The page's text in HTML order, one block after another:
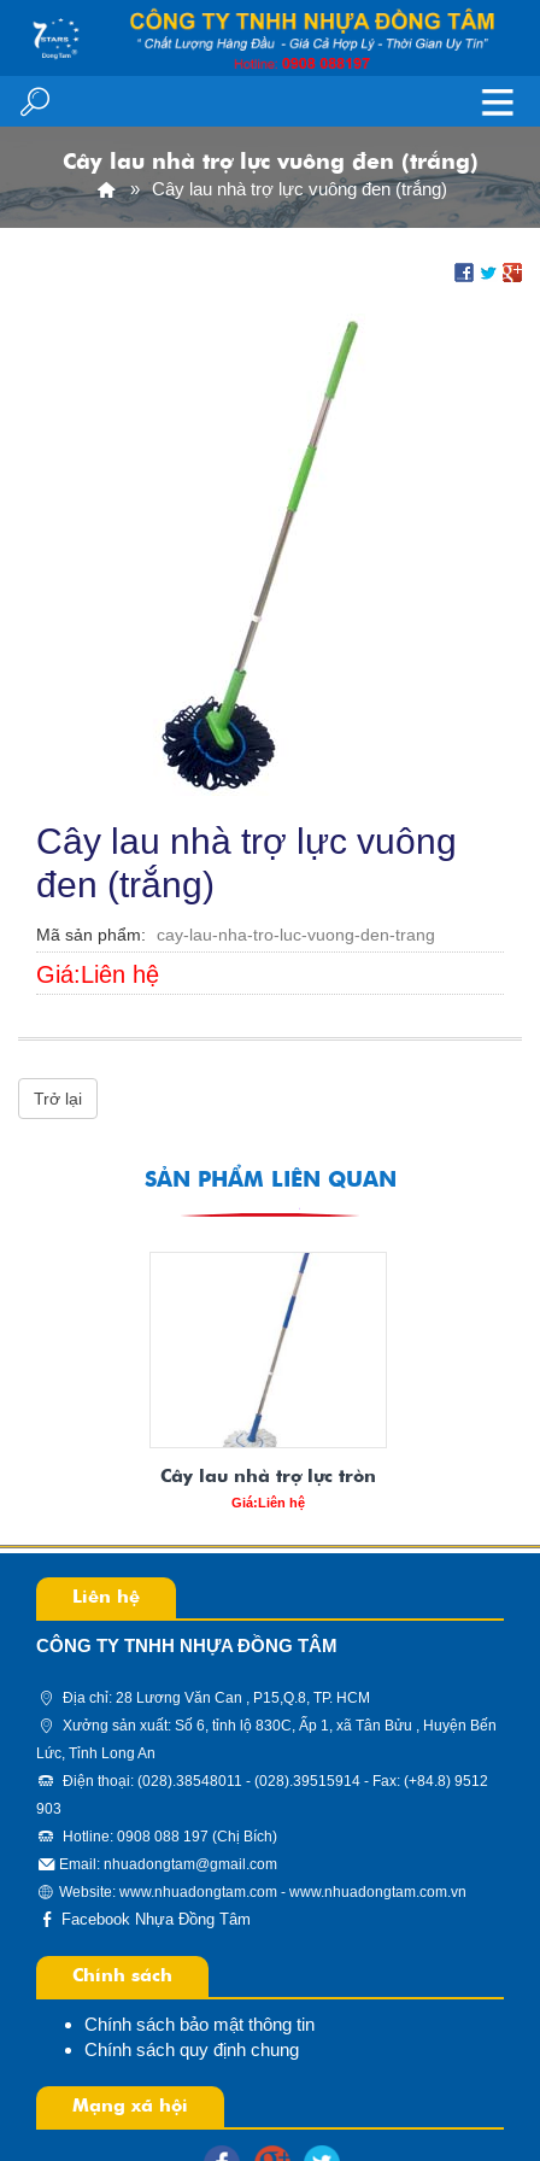
Cây lau nhà trợ lực vuông đen (trắng)
Cây lau nhà trợ lực vuông đen (trắng)
Cây lau nhà trợ lực vuông
đen (trắng)
Mã sản phẩm cay-lau-nha-tro-luc-vuong-den-trang
Giá:Liên hệ
Trở lại
SẢN PHẨM LIÊN QUAN
Cây lau nhà trợ lực tròn
Giá:Liên hệ
Liên hệ
CÔNG TY TNHH NHỰA ĐỒNG TÂM
Địa chỉ: 28 Lương Văn Can , P15,Q.8, TP. HCM
Xưởng sản xuất: Số 6, tỉnh lộ 830C, Ấp 1, xã Tân Bửu , Huyện Bến
Lức, Tỉnh Long An
Điện thoại: (028).38548011 - (028).39515914 - Fax: (+84.8) 9512
903
Hotline: 0908 088 197 (Chị Bích)
Email: nhuadongtam@gmail.com
Website:www.nhuadongtam.com -www.nhuadongtam.com.vn
Facebook Nhựa Đồng Tâm
Chính sách
Chính sách bảo mật thông tin
Chính sách quy định chung
Mạng xã hội